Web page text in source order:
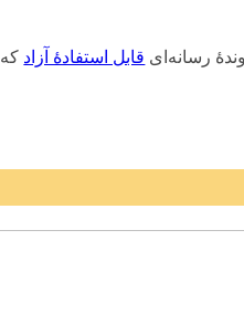
رسانه‌ای قابل استفادهٔ آزاد که